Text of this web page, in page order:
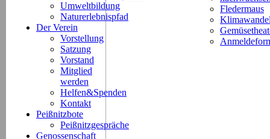
Fledermaus
Umweltbildung
Naturerlebnispfad
Der Verein
Vorstellung
Satzung
Vorstand
Mitglied
werden
Helfen&Spenden
Kontakt
Peißnitzbote
Peißnitzgespräche
Genossenschaft